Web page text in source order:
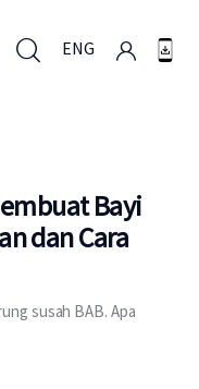
ENG
Bayi
dan Cara
susah BAB. Apa